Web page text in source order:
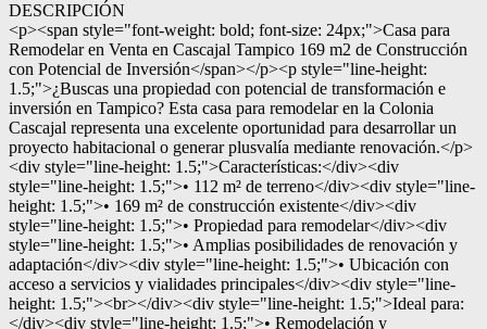
DESCRIPCIÓN
<p><span style="font-weight: bold; font-size: 24px;">Casa para
Remodelar en Venta en Cascajal Tampico 169 m2 de Construcción
con Potencial de Inversión</span></p><p style="line-height:
1.5;">¿Buscas una propiedad con potencial de transformación e
inversión en Tampico? Esta casa para remodelar en la Colonia
Cascajal representa una excelente oportunidad para desarrollar un
proyecto habitacional o generar plusvalía mediante renovación.</p>
<div style="line-height: 1.5;">Características:</div><div
style="line-height: 1.5;">• 112 m² de terreno</div><div style="line-
height: 1.5;">• 169 m² de construcción existente</div><div
style="line-height: 1.5;">• Propiedad para remodelar</div><div
style="line-height: 1.5;">• Amplias posibilidades de renovación y
adaptación</div><div style="line-height: 1.5;">• Ubicación con
acceso a servicios y vialidades principales</div><div style="line-
height: 1.5;"><br></div><div style="line-height: 1.5;">Ideal para:
</div><div style="line-height: 1.5;">• Remodelación y